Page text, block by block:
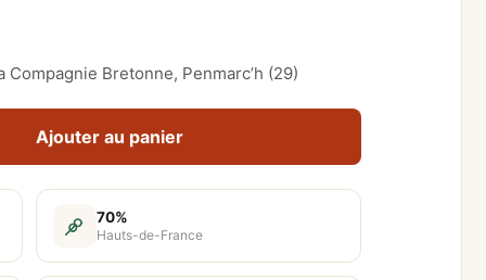
Compagnie Bretonne, Penmarc’h (29)
Ajouter au panier
70%
Hauts-de-France